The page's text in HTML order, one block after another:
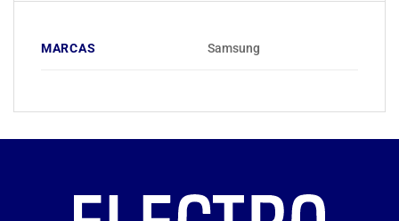
MARCAS Samsung